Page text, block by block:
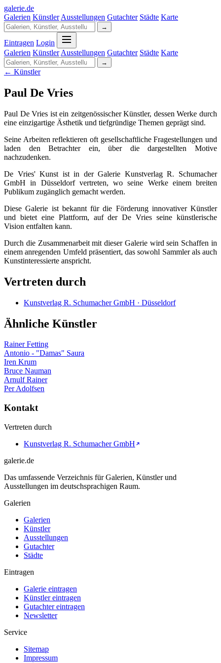
galerie.de
Galerien Künstler Ausstellungen Gutachter Städte Karte
→
Eintragen Login
Galerien Künstler Ausstellungen Gutachter Städte Karte
→
← Künstler
Paul De Vries
Paul De Vries ist ein zeitgenössischer Künstler, dessen Werke durch
eine einzigartige Ästhetik und tiefgründige Themen geprägt sind.
Seine Arbeiten reflektieren oft gesellschaftliche Fragestellungen und
laden den Betrachter ein, über die dargestellten Motive
nachzudenken.
De Vries' Kunst ist in der Galerie Kunstverlag R. Schumacher
GmbH in Düsseldorf vertreten, wo seine Werke einem breiten
Publikum zugänglich gemacht werden.
Diese Galerie ist bekannt für die Förderung innovativer Künstler
und bietet eine Plattform, auf der De Vries seine künstlerische
Vision entfalten kann.
Durch die Zusammenarbeit mit dieser Galerie wird sein Schaffen in
einem anregenden Umfeld präsentiert, das sowohl Sammler als auch
Kunstinteressierte anspricht.
Vertreten durch
Kunstverlag R. Schumacher GmbH · Düsseldorf
Ähnliche Künstler
Rainer Fetting
Antonio - "Damas" Saura
Iren Krum
Bruce Nauman
Arnulf Rainer
Per Adolfsen
Kontakt
Vertreten durch
Kunstverlag R. Schumacher GmbH
galerie.de
Das umfassende Verzeichnis für Galerien, Künstler und
Ausstellungen im deutschsprachigen Raum.
Galerien
Galerien
Künstler
Ausstellungen
Gutachter
Städte
Eintragen
Galerie eintragen
Künstler eintragen
Gutachter eintragen
Newsletter
Service
Sitemap
Impressum